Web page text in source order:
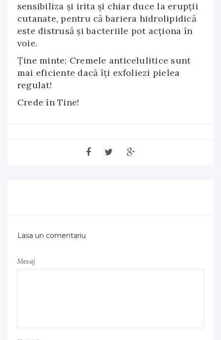
sensibiliza şi irita și chiar duce la erupţii
cutanate, pentru că bariera hidrolipidică
este distrusă şi bacteriile pot acţiona în
voie.
Ţine minte: Cremele anticelulitice sunt
mai eficiente dacă îţi exfoliezi pielea
regulat!
Crede în Tine!
Lasa un comentariu
Mesaj